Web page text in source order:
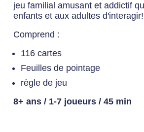
jeu familial amusant et addictif
enfants et aux adultes d'interagir!
Comprend :
116 cartes
Feuilles de pointage
règle de jeu
8+ ans / 1-7 joueurs / 45 min